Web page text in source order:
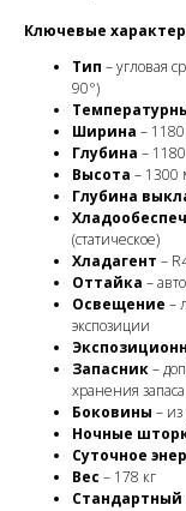
Ключевые
Тип – угловая
90°)
Ширина –
Глубина –
Высота – 1300
Глубина
(статическое)
Хладагент –
Оттайка –
Освещение –
экспозиции
Запасник–
хранения запаса
Боковины –
Ночные
Суточное
Вес – 178 кг
Стандартный